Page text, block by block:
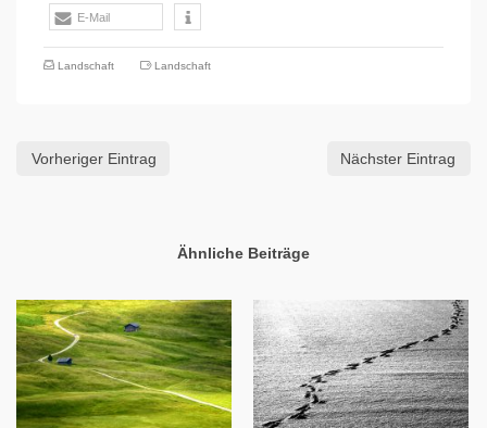
E-Mail
Landschaft Landschaft
Vorheriger Eintrag Nächster Eintrag
Ähnliche Beiträge